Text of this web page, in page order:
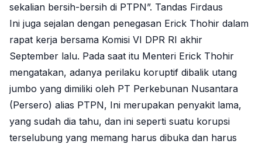
sekalian bersih-bersih di PTPN”. Tandas Firdaus
Ini juga sejalan dengan penegasan Erick Thohir dalam
rapat kerja bersama Komisi VI DPR RI akhir
September lalu. Pada saat itu Menteri Erick Thohir
mengatakan, adanya perilaku koruptif dibalik utang
jumbo yang dimiliki oleh PT Perkebunan Nusantara
(Persero) alias PTPN, Ini merupakan penyakit lama,
yang sudah dia tahu, dan ini seperti suatu korupsi
terselubung yang memang harus dibuka dan harus